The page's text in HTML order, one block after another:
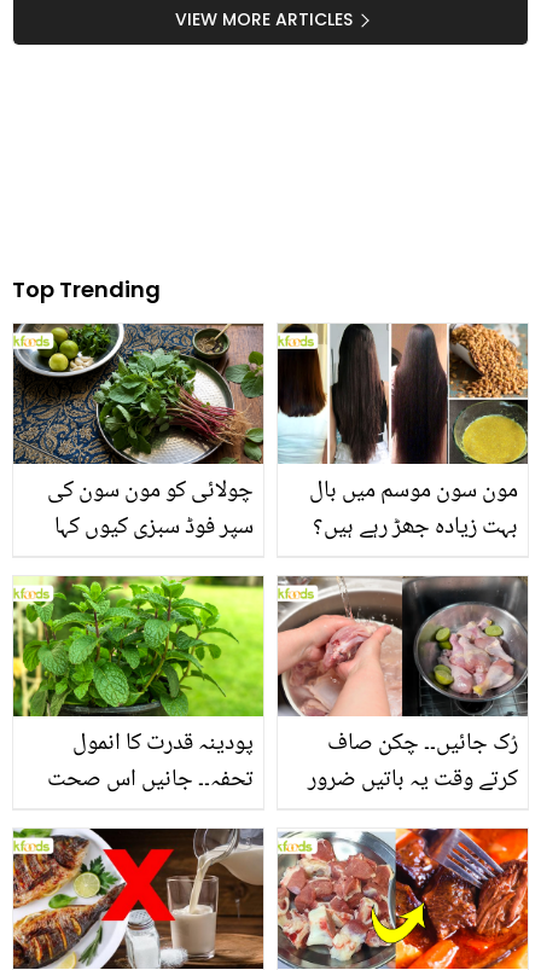
VIEW MORE ARTICLES
Top Trending
چولائی کو مون سون کی
سپر فوڈ سبزی کیوں کہا
منرلز اور اینٹی آکسیڈنٹس
سے بھرپور اس سبزی کے
فائدے
مون سون موسم میں بال
بہت زیادہ جھڑ رہے ہیں؟
بنانے کے چند قدرتی طریقے
پودینہ قدرت کا انمول
تحفہ۔۔ جانیں اس صحت
انگیز طبی فوائد
رُک جائیں۔۔ چکن صاف
کرتے وقت یہ باتیں ضرور